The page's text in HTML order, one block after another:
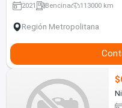
2021 Bencina 113000 km
Región Metropolitana